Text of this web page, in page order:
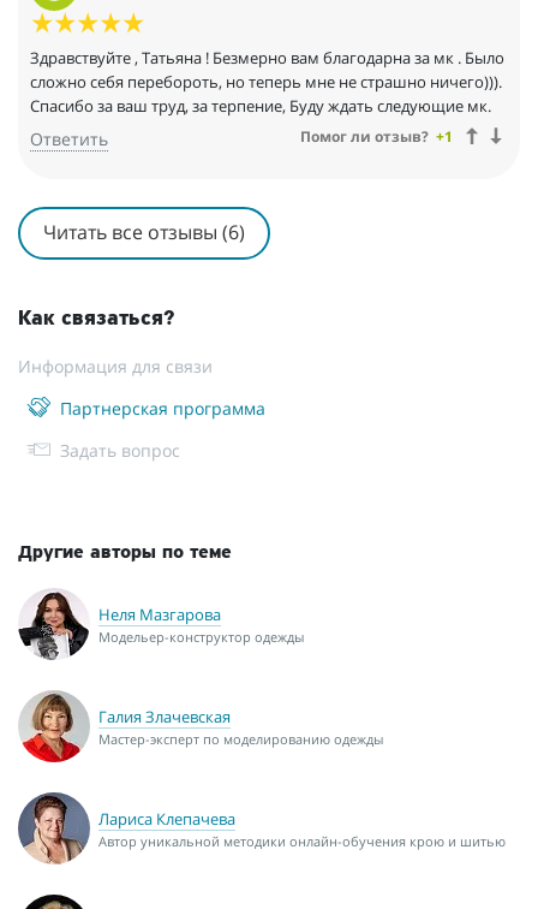
Здравствуйте , Татьяна ! Безмерно вам благодарна за мк . Было
сложно себя перебороть, но теперь мне не страшно ничего))).
Спасибо за ваш труд, за терпение, Буду ждать следующие мк.
Ответить Помог ли отзыв? +1
Читать все отзывы (6)
Как связаться?
Информация для связи
Партнерская программа
Задать вопрос
Другие авторы по теме
Неля Мазгарова
Модельер-конструктор одежды
Галия Злачевская
Мастер-эксперт по моделированию одежды
Лариса Клепачева
Автор уникальной методики онлайн-обучения крою и шитью